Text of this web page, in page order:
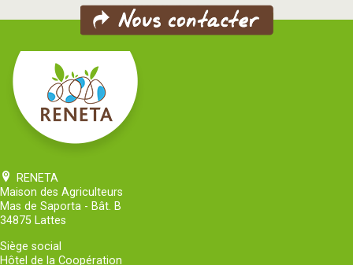
RENETA
Maison des Agriculteurs
Mas de Saporta - Bât. B
34875 Lattes
Siège social
Hôtel de la Coopération